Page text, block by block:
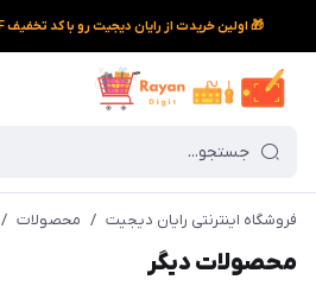
🎁 اولین خریدت از رایان دیجیت رو با کد تخفیف FIRSTOFF ارزون‌تر انجام بده.
فروشگاه اینترنتی رایان دیجیت / محصولات /
محصولات دیگر